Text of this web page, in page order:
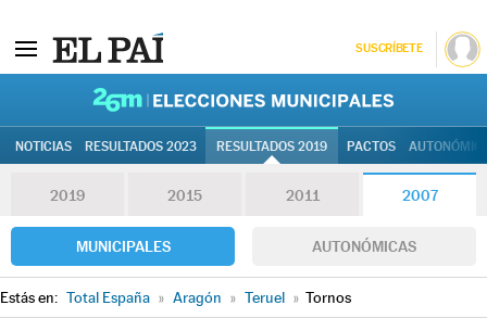
SUSCRÍBETE
NOTICIAS RESULTADOS 2023 RESULTADOS 2019 PACTOS
2019 2015 2011 2007
MUNICIPALES AUTONÓMICAS
Estás en: Total España » Aragón » Teruel » Tornos